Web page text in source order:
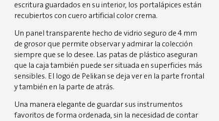
escritura guardados en su interior, los portalápices están
recubiertos con cuero artificial color crema.
Un panel transparente hecho de vidrio seguro de 4 mm
de grosor que permite observar y admirar la colección
siempre que se lo desee. Las patas de plástico aseguran
que la caja también puede ser situada en superficies más
sensibles. El logo de Pelikan se deja ver en la parte frontal
y también en la parte de atrás.
Una manera elegante de guardar sus instrumentos
favoritos de forma ordenada, sin la necesidad de contar